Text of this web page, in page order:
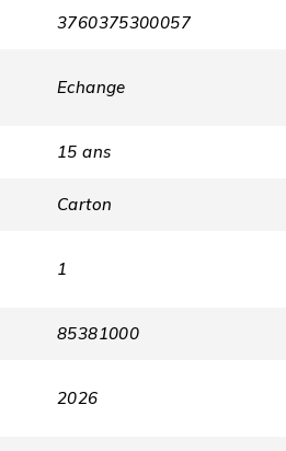
3760375300057
Echange
15 ans
Carton
1
85381000
2026